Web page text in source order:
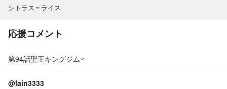
シトラス＝ライス
応援コメント
第94話聖王キングジム
@lain3333